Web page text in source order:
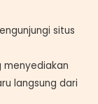
situs
menyediakan
langsung dari